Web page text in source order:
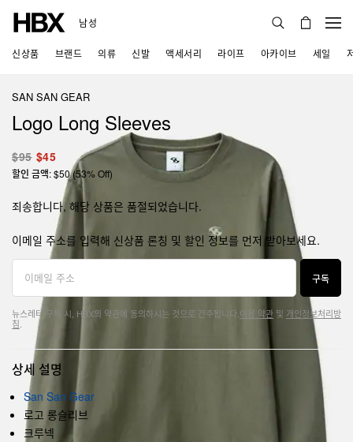
남성
신상품 브랜드 의류 신발 액세서리 라이프 아카이브 세일
SAN SAN GEAR
Logo Long Sleeves
$95 $45
할인 금액: $50 (53% Off)
죄송합니다, 해당 상품은 품절되었습니다.
이메일 주소를 입력해 신상품 론칭 및 할인 정보를 먼저 받아보세요.
구독
뉴스레터 구독 시, HBX의 약관에 동의하시는 것으로 간주됩니다. 이용 약관 및 개인정보처리방
침
상세 설명
San San Gear
로고 롱슬리브
크루넥